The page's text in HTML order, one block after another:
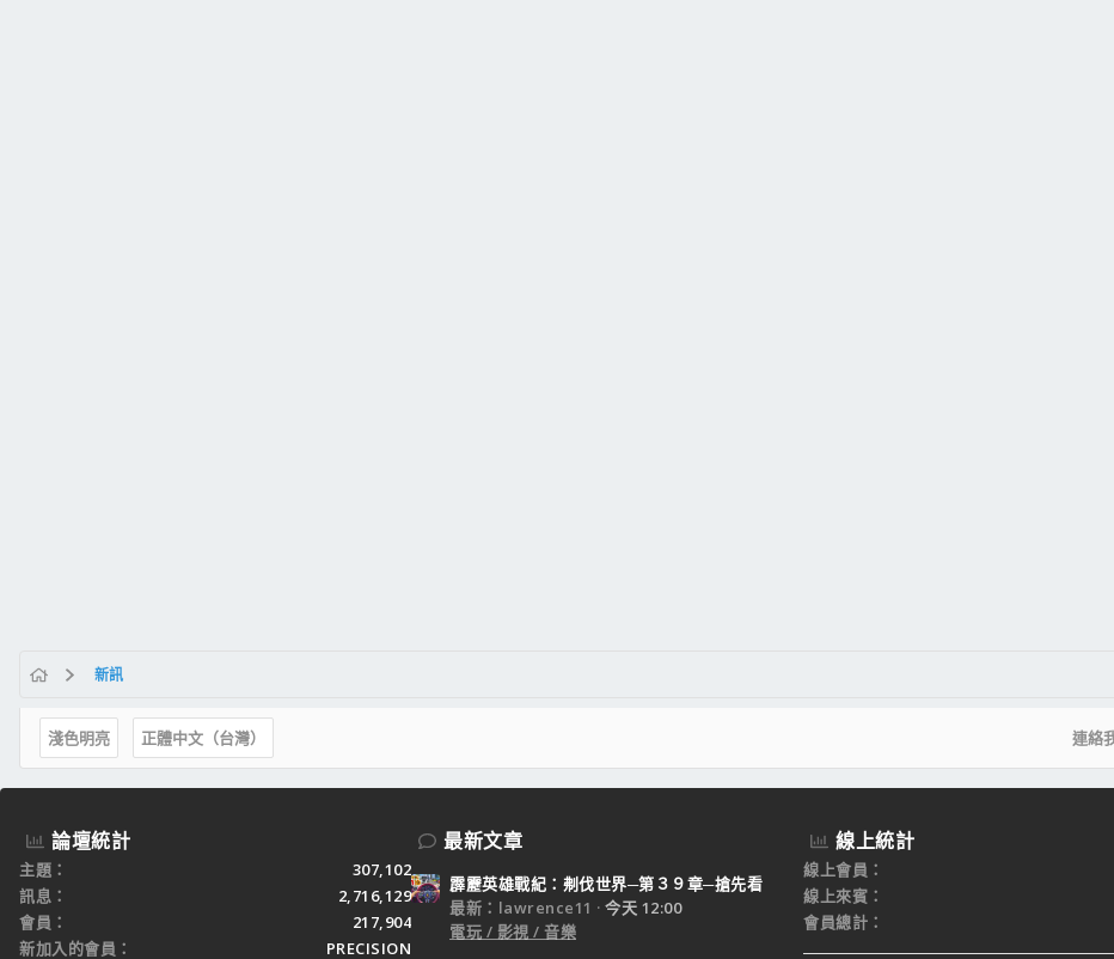
新訊
淺色明亮 正體中文（台灣） 連絡
論壇統計
主題
307,102
訊息
2,716,129
會員
217,904
新加入的會員
PRECISION
最新文章
霹靂英雄戰紀：刜伐世界─第３９章─搶先看
最新：lawrence11
今天 12:00
電玩 / 影視 / 音樂
線上統計
線上會員
線上來賓
會員總計